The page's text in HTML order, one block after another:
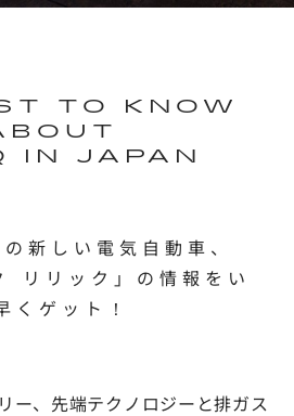
TO KNOW
IN JAPAN
新しい電気自動車、
リリック」の情報をい
くゲット！
ー、先端テクノロジーと排ガス